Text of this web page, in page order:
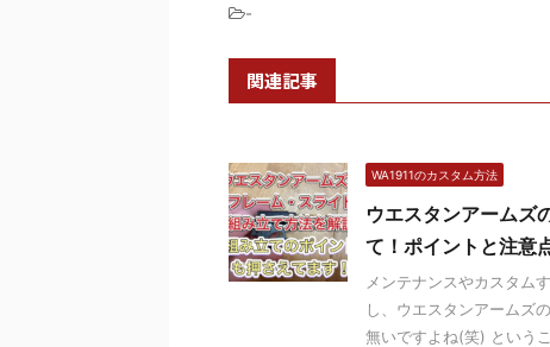
-
関連記事
WA1911のカスタム方法
ウエスタンアームズ
て！ポイントと注意
メンテナンスやカスタム
し、ウエスタンアームズ
無いですよね(笑) という